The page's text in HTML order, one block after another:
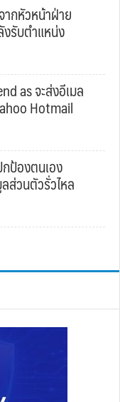
กหัวหน้าฝ่าย
รับตำแหน่ง
as จะส่งอีเมล
Hotmail
ป้องตนเอง
ส่วนตัวรั่วไหล